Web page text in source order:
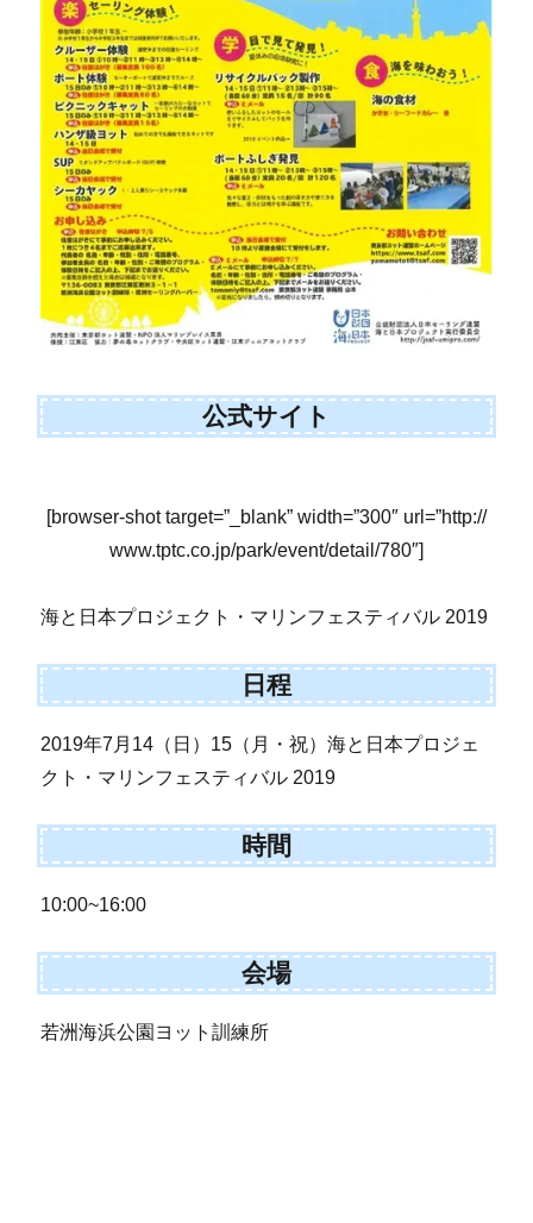
公式サイト
[browser-shot target=”_blank” width=”300″ url=”http://
www.tptc.co.jp/park/event/detail/780″]
海と日本プロジェクト・マリンフェスティバル 2019
日程
2019年7月14（日）15（月・祝）海と日本プロジェ
クト・マリンフェスティバル 2019
時間
10:00~16:00
会場
若洲海浜公園ヨット訓練所